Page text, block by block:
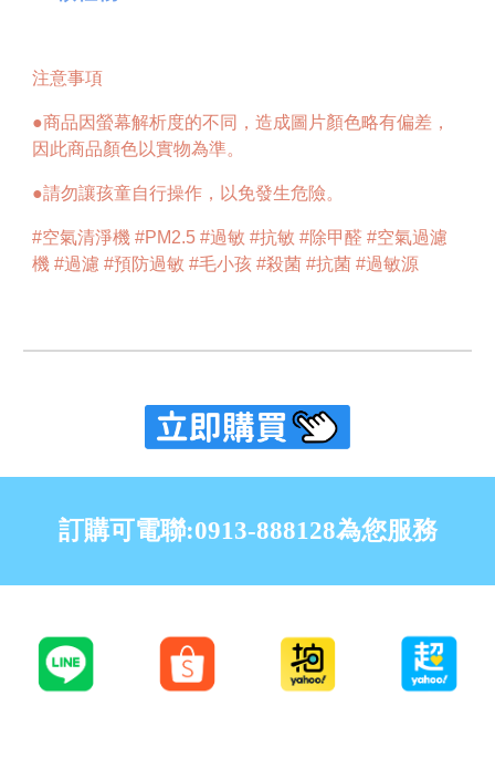
注意事項
●商品因螢幕解析度的不同，造成圖片顏色略有偏差，
因此商品顏色以實物為準。
●請勿讓孩童自行操作，以免發生危險。
#空氣清淨機 #PM2.5 #過敏 #抗敏 #除甲醛 #空氣過濾
機 #過濾 #預防過敏 #毛小孩 #殺菌 #抗菌 #過敏源
訂購可電聯:0913-888128為您服務